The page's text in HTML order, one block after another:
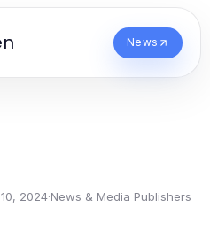
News
2024·News & Media Publishers